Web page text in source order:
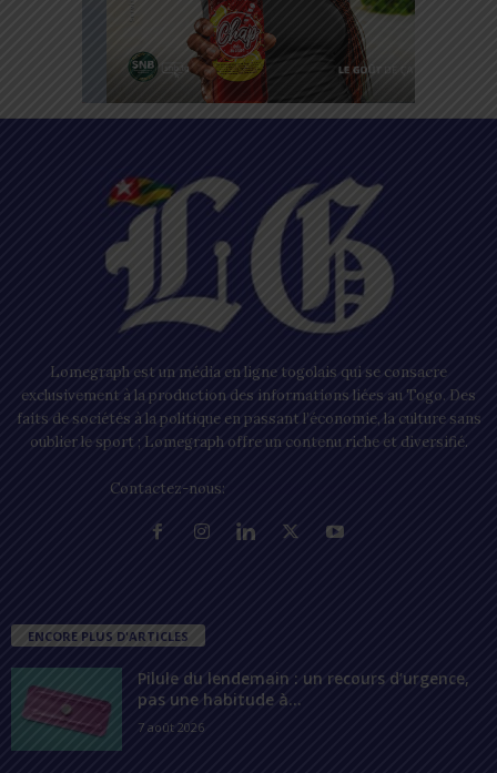
Lomegraph est un média en ligne togolais qui se consacre
exclusivement à la production des informations liées au Togo. Des
faits de sociétés à la politique en passant l’économie, la culture sans
oublier le sport ; Lomegraph offre un contenu riche et diversifié.
Contactez-nous:
ENCORE PLUS D'ARTICLES
Pilule du lendemain : un recours d’urgence,
pas une habitude à...
7 août 2026